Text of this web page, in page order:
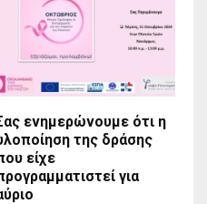
ενημερώνουμε ότι η
της δράσης
είχε
για